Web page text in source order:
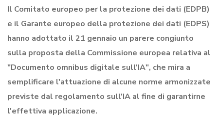
Il Comitato europeo per la protezione dei dati (EDPB)
e il Garante europeo della protezione dei dati (EDPS)
hanno adottato il 21 gennaio un parere congiunto
sulla proposta della Commissione europea relativa al
"Documento omnibus digitale sull'IA", che mira a
semplificare l'attuazione di alcune norme armonizzate
previste dal regolamento sull'IA al fine di garantirne
l'effettiva applicazione.